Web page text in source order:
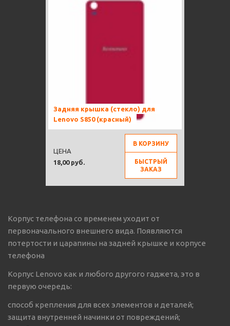
Задняя крышка (стекло) для
Lenovo S850 (красный)
18,00 руб.
ЦЕНА
В КОРЗИНУ
БЫСТРЫЙ
ЗАКАЗ
Корпус телефона со временем уходит от
первоначального внешнего вида. Появляются
потертости и царапины на задней крышке и корпусе
телефона
Корпус Lenovo как и любого другого гаджета, это в
первую очередь:
способ крепления для всех элементов и деталей;
защита внутренней начинки от повреждений;